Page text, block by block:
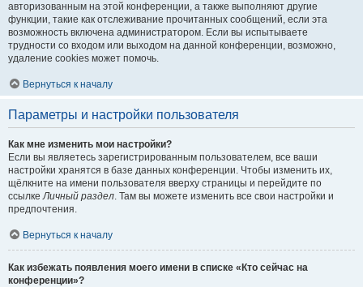
авторизованным на этой конференции, а также выполняют другие
функции, такие как отслеживание прочитанных сообщений, если эта
возможность включена администратором. Если вы испытываете
трудности со входом или выходом на данной конференции, возможно,
удаление cookies может помочь.
Вернуться к началу
Параметры и настройки пользователя
Как мне изменить мои настройки?
Если вы являетесь зарегистрированным пользователем, все ваши
настройки хранятся в базе данных конференции. Чтобы изменить их,
щёлкните на имени пользователя вверху страницы и перейдите по
ссылкеЛичный раздел. Там вы можете изменить все свои настройки и
предпочтения.
Вернуться к началу
Как избежать появления моего имени в списке «Кто сейчас на
конференции»?